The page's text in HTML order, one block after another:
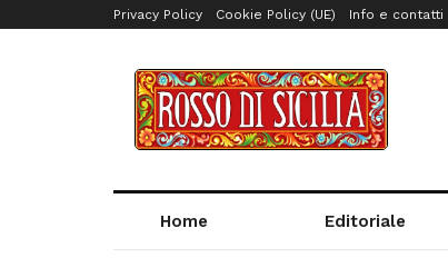
Privacy Policy Cookie Policy (UE) Info e contatti
Home Editoriale